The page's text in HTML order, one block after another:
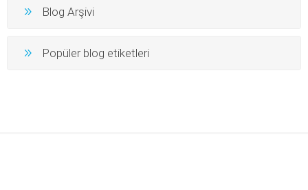
Blog Arşivi
Popüler blog etiketleri